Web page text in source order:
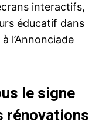
interactifs,
éducatif dans
l’Annonciade
le signe
rénovations